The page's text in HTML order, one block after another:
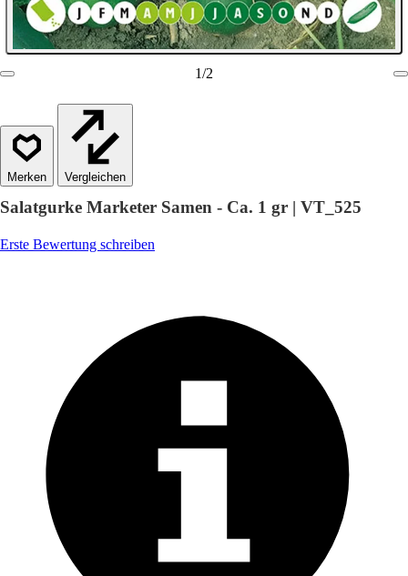
1/2
Vergleichen
Salatgurke Marketer Samen - Ca. 1 gr | VT_525
Erste Bewertung schreiben